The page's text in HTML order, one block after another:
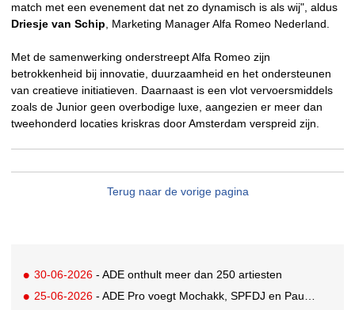
match met een evenement dat net zo dynamisch is als wij", aldus
Driesje van Schip , Marketing Manager Alfa Romeo Nederland.
Met de samenwerking onderstreept Alfa Romeo zijn
betrokkenheid bij innovatie, duurzaamheid en het ondersteunen
van creatieve initiatieven. Daarnaast is een vlot vervoersmiddels
zoals de Junior geen overbodige luxe, aangezien er meer dan
tweehonderd locaties kriskras door Amsterdam verspreid zijn.
Terug naar de vorige pagina
30-06-2026 - ADE onthult meer dan 250 artiesten
25-06-2026 - ADE Pro voegt Mochakk, SPFDJ en Paul Hartnoll toe aan jubileum line-up